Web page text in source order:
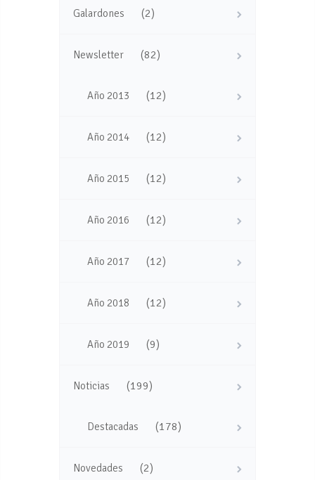
Galardones (2)
Newsletter (82)
Año 2013 (12)
Año 2014 (12)
Año 2015 (12)
Año 2016 (12)
Año 2017 (12)
Año 2018 (12)
Año 2019 (9)
Noticias (199)
Destacadas (178)
Novedades (2)